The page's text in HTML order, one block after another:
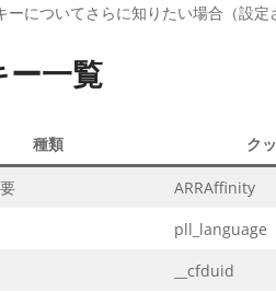
ーについてさらに知りたい場合（設
ー一覧
種類 ク
ARRAffinity
pll_language
__cfduid